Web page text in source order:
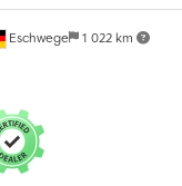
Eschwege 1 022 km